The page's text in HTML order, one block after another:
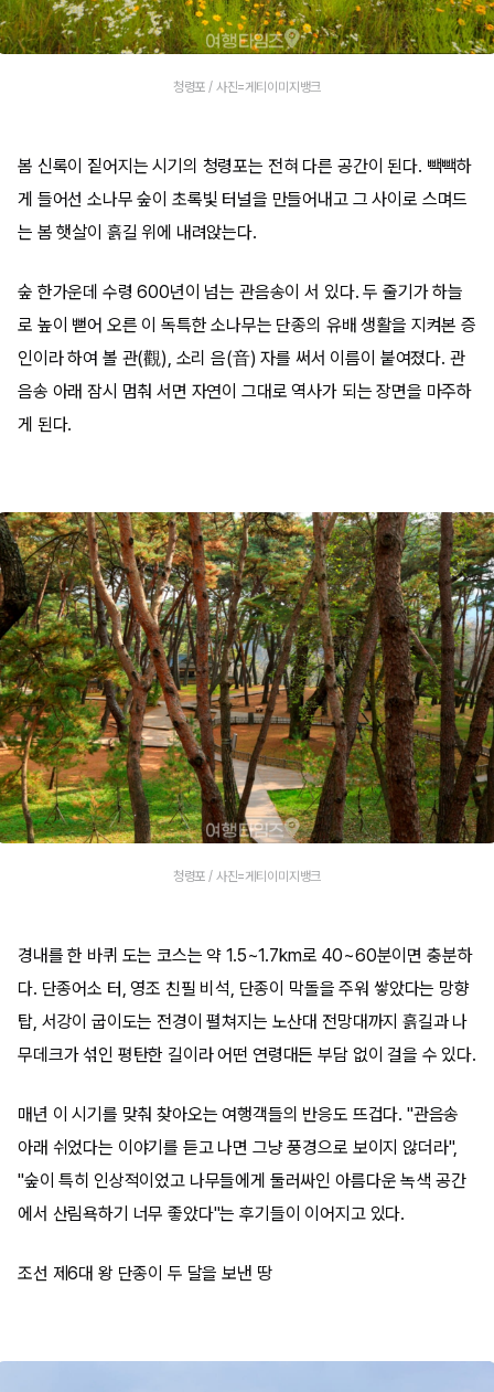
청령포 / 사진=게티이미지뱅크
봄 신록이 짙어지는 시기의 청령포는 전혀 다른 공간이 된다. 빽빽하
게 들어선 소나무 숲이 초록빛 터널을 만들어내고 그 사이로 스며드
는 봄 햇살이 흙길 위에 내려앉는다.
숲 한가운데 수령 600년이 넘는 관음송이 서 있다. 두 줄기가 하늘
로 높이 뻗어 오른 이 독특한 소나무는 단종의 유배 생활을 지켜본 증
인이라 하여 볼 관(觀), 소리 음(音) 자를 써서 이름이 붙여졌다. 관
음송 아래 잠시 멈춰 서면 자연이 그대로 역사가 되는 장면을 마주하
게 된다.
청령포 / 사진=게티이미지뱅크
경내를 한 바퀴 도는 코스는 약 1.5~1.7km로 40~60분이면 충분하
다. 단종어소 터, 영조 친필 비석, 단종이 막돌을 주워 쌓았다는 망향
탑, 서강이 굽이도는 전경이 펼쳐지는 노산대 전망대까지 흙길과 나
무데크가 섞인 평탄한 길이라 어떤 연령대든 부담 없이 걸을 수 있다.
매년 이 시기를 맞춰 찾아오는 여행객들의 반응도 뜨겁다. "관음송
아래 쉬었다는 이야기를 듣고 나면 그냥 풍경으로 보이지 않더라",
"숲이 특히 인상적이었고 나무들에게 둘러싸인 아름다운 녹색 공간
에서 산림욕하기 너무 좋았다"는 후기들이 이어지고 있다.
조선 제6대 왕 단종이 두 달을 보낸 땅